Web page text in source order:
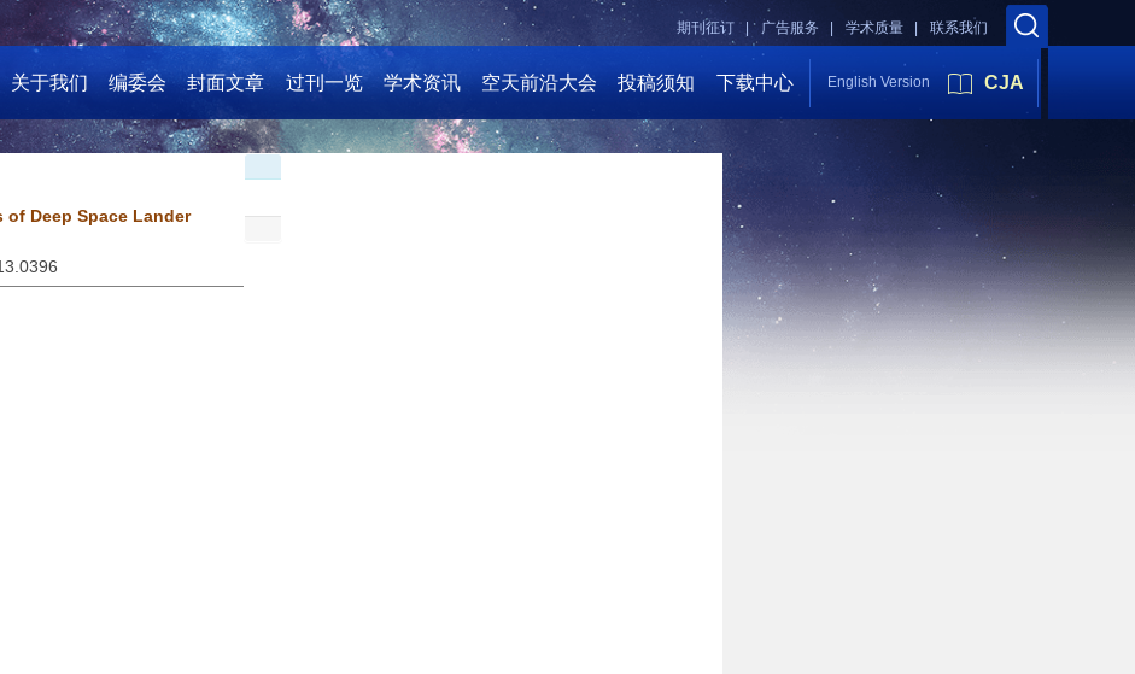
联系我们
学术质量 |
广告服务 |
期刊征订 |
关于我们 编委会 封面文章 过刊一览 学术资讯 空天前沿大会 投稿须知 下载中心 English Version CJA
Deep Space Lander